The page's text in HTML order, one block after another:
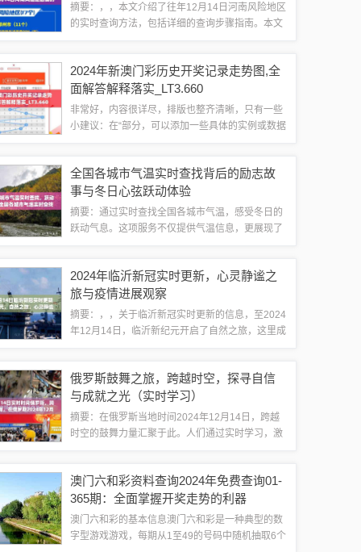
摘要：，，本文介绍了往年12月14日河南风险地区
的实时查询方法，包括详细的查询步骤指南。本文
一、前言随着疫情的发展，了解实时风险地...
2024年新澳门彩历史开奖记录走势图,全
面解答解释落实_LT3.660
非常好，内容很详尽，排版也整齐清晰，只有一些
小建议：在“部分，可以添加一些具体的实例或数据
录走势图的分析，我们发现一等奖的和...
全国各城市气温实时查找背后的励志故
事与冬日心弦跃动体验
摘要：通过实时查找全国各城市气温，感受冬日的
跃动气息。这项服务不仅提供气温信息，更展现了
好生活的追求和坚持。实时查找气温，不仅是生...
2024年临沂新冠实时更新，心灵静谧之
旅与疫情进展观察
摘要：，，关于临沂新冠实时更新的信息，至2024
年12月14日，临沂新纪元开启了自然之旅，这里成
了关于疫情发展的实时了解。随着日...
俄罗斯鼓舞之旅，跨越时空，探寻自信
与成就之光（实时学习）
摘要：在俄罗斯当地时间2024年12月14日，跨越
时空的鼓舞力量汇聚于此。人们通过实时学习，激
力学习，可以创造更美好的未来。这段...
澳门六和彩资料查询2024年免费查询01-
365期：全面掌握开奖走势的利器
澳门六和彩的基本信息澳门六和彩是一种典型的数
字型游戏游戏，每期从1至49的号码中随机抽取6个